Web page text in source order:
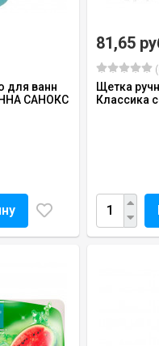
для ванн
САНОКС
81,65
Щетка
Классика